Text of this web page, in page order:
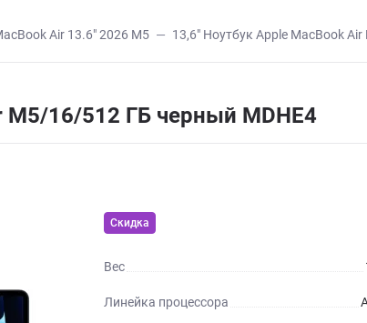
Air 13.6" 2026 M5 13,6" Ноутбук Apple MacBook
M5/16/512 ГБ черный MDHE4
Скидка
Вес
Линейка процессора